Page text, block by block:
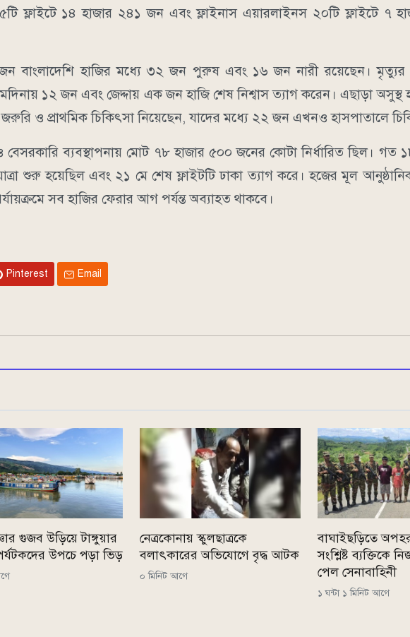
ফ্লাইটে ১৪ হাজার ২৪১ জন এবং ফ্লাইনাস এয়ারলাইনস ২০টি ফ্লাইটে ৭
বাংলাদেশি হাজির মধ্যে ৩২ জন পুরুষ এবং ১৬ জন নারী রয়েছেন। মৃত্যুর
মদিনায় ১২ জন এবং জেদ্দায় এক জন হাজি শেষ নিশ্বাস ত্যাগ করেন। এছাড়া
ও প্রাথমিক চিকিৎসা নিয়েছেন, যাদের মধ্যে ২২ জন এখনও হাসপাতালে
ব্যবস্থাপনায় মোট ৭৮ হাজার ৫০০ জনের কোটা নির্ধারিত ছিল। গত
শুরু হয়েছিল এবং ২১ মে শেষ ফ্লাইটটি ঢাকা ত্যাগ করে। হজের মূল
সব হাজির ফেরার আগ পর্যন্ত অব্যাহত থাকবে।
Pinterest Email
গুজব উড়িয়ে টাঙ্গুয়ার
উপচে পড়া ভিড়
নেত্রকোনায় স্কুলছাত্রকে
বলাৎকারের অভিযোগে বৃদ্ধ আটক
০ মিনিট আগে
বাঘাইছড়িতে
সংশ্লিষ্ট ব্যক্তিকে
পেল সেনাবাহিনী
১ ঘন্টা ১ মিনিট আগে